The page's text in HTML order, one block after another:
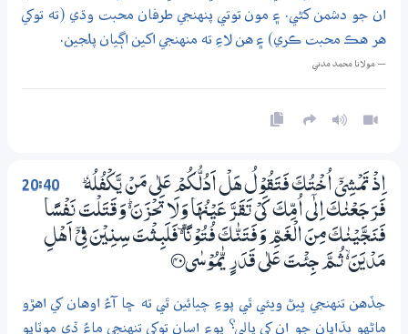
ان جو دشمن کڻي. ۽ مون توتي پنهنجي طرفان محبت وڌي (ته توکي
هر هڪ محبت ڪري) ۽ هن لاءِ ته منهنجي اکين اڳيان پلجين.
— مولانا محمد مدني
20:40
اِذْ تَمْشِيْٓ اُخْتُكَ فَتَقُوْلُ هَلْ اَدُلُّكُمْ عَلٰي مَنْ يَّكْفُلُهٗ ۭ
فَرَجَعْنٰكَ اِلٰٓى اُمِّكَ كَيْ تَقَرَّ عَيْنُهَا وَلَا تَحْزَنَ ڛ وَقَتَلْتَ نَفْسًا
فَنَجَّيْنٰكَ مِنَ الْغَمِّ وَفَتَنّٰكَ فُتُوْنًا ڢ فَلَبِثْتَ سِنِيْنَ فِيْٓ اَهْلِ
مَدْيَنَ ڏ ثُـمَّ جِئْتَ عَلٰي قَدَرٍ يّٰمُوْسٰى ؀40
جڏهن تنهنجي ڀيڻ ويئي ٿي پوءِ چيائين ٿي ته ڇا آءُ اوهان کي اهڙو
ماڻهو ٻڌايان جو ان کي پالي؟ پوءِ اسان توکي تنهنجي ماءُ ڏي موٽايو